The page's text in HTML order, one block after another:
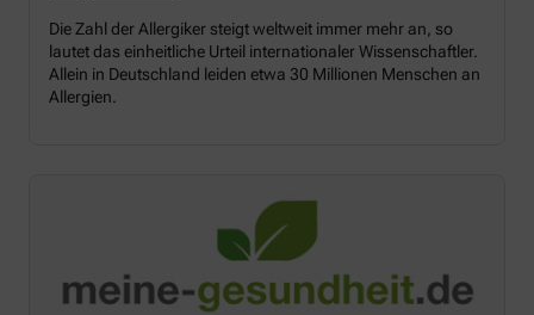
Die Zahl der Allergiker steigt weltweit immer mehr an, so
lautet das einheitliche Urteil internationaler Wissenschaftler.
Allein in Deutschland leiden etwa 30 Millionen Menschen an
Allergien.